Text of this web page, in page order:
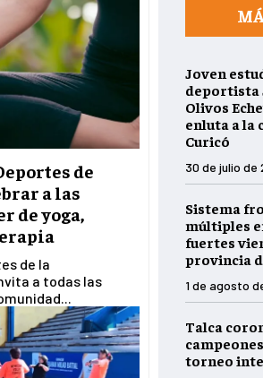
de
a las
de yoga,
de la
a todas las
Joven
deportista
Olivos
enluta a la
Curicó
30 de julio de
Sistema
múltiples
fuertes
provincia
1 de agosto
Talca
torneo